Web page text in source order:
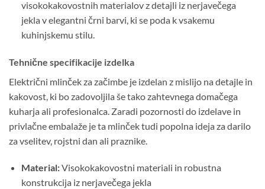
visokokakovostnih materialov z detajli iz nerjavečega
jekla v elegantni črni barvi, ki se poda k vsakemu
kuhinjskemu stilu.
Tehnične specifikacije izdelka
Električni mlinček za začimbe je izdelan z mislijo na detajle in
kakovost, ki bo zadovoljila še tako zahtevnega domačega
kuharja ali profesionalca. Zaradi pozornosti do izdelave in
privlačne embalaže je ta mlinček tudi popolna ideja za darilo
za vselitev, rojstni dan ali praznike.
Material:Visokokakovostni materiali in robustna
konstrukcija iz nerjavečega jekla